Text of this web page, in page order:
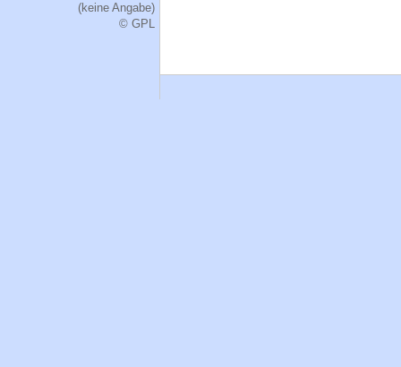
(keine Angabe)
© GPL